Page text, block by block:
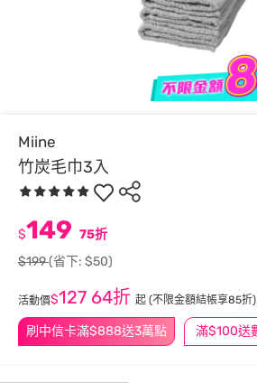
Miine
竹炭毛巾3入
刷中信卡滿$888送3萬點
$149 75折
$199(省下: $50)
活動價$127 64折 起 (不限金額結帳享85折)